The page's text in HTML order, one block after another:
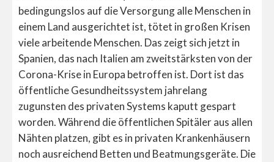
bedingungslos auf die Versorgung alle Menschen in
einem Land ausgerichtet ist, tötet in großen Krisen
viele arbeitende Menschen. Das zeigt sich jetzt in
Spanien, das nach Italien am zweitstärksten von der
Corona-Krise in Europa betroffen ist. Dort ist das
öffentliche Gesundheitssystem jahrelang
zugunsten des privaten Systems kaputt gespart
worden. Während die öffentlichen Spitäler aus allen
Nähten platzen, gibt es in privaten Krankenhäusern
noch ausreichend Betten und Beatmungsgeräte. Die